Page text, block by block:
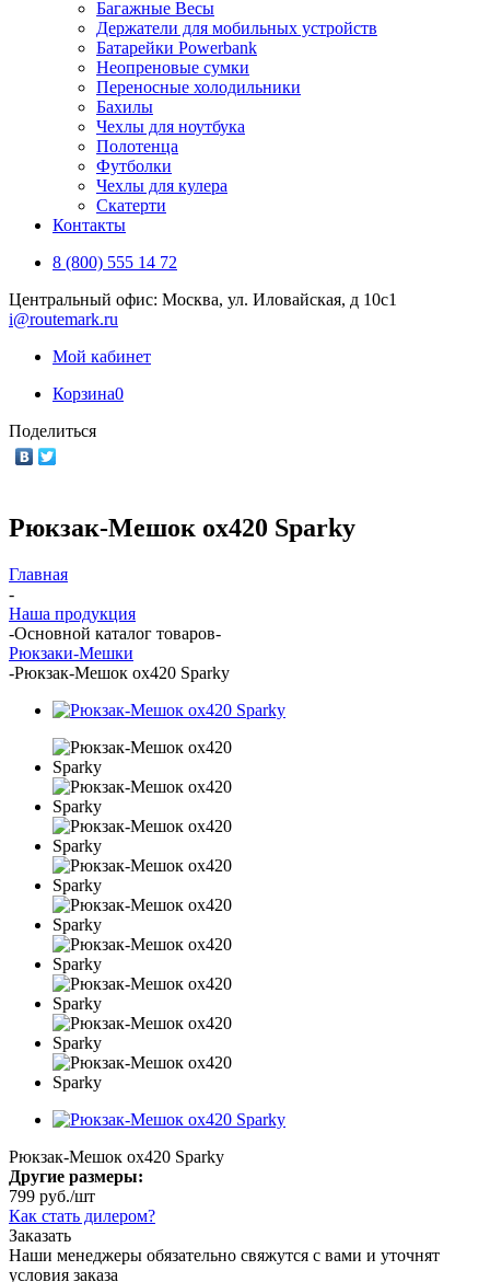
Багажные Весы
Держатели для мобильных устройств
Батарейки Powerbank
Неопреновые сумки
Переносные холодильники
Бахилы
Чехлы для ноутбука
Полотенца
Футболки
Чехлы для кулера
Скатерти
Контакты
8 (800) 555 14 72
Центральный офис: Москва, ул. Иловайская, д 10с1
i@routemark.ru
Мой кабинет
Корзина0
Поделиться
Рюкзак-Мешок ox420 Sparky
Главная
-
Наша продукция
-Основной каталог товаров-
Рюкзаки-Мешки
-Рюкзак-Мешок ox420 Sparky
Рюкзак-Мешок ox420 Sparky
Другие размеры:
799 руб./шт
Как стать дилером?
Заказать
Наши менеджеры обязательно свяжутся с вами и уточнят
условия заказа